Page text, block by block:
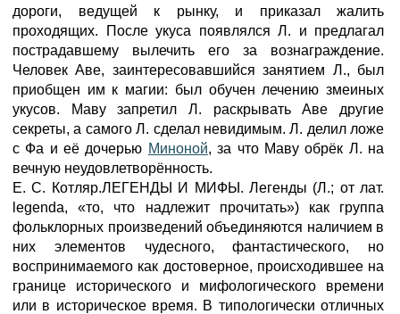
дороги, ведущей к рынку, и приказал жалить
проходящих. После укуса появлялся Л. и предлагал
пострадавшему вылечить его за вознаграждение.
Человек Аве, заинтересовавшийся занятием Л., был
приобщен им к магии: был обучен лечению змеиных
укусов. Маву запретил Л. раскрывать Аве другие
секреты, а самого Л. сделал невидимым. Л. делил ложе
с Фа и её дочерью Миноной, за что Маву обрёк Л. на
вечную неудовлетворённость.
Е. С. Котляр.ЛЕГЕНДЫ И МИФЫ. Легенды (Л.; от лат.
legenda, «то, что надлежит прочитать») как группа
фольклорных произведений объединяются наличием в
них элементов чудесного, фантастического, но
воспринимаемого как достоверное, происходившее на
границе исторического и мифологического времени
или в историческое время. В типологически отличных